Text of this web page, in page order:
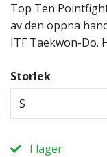
Top Ten
av den öppna
ITF Taekwon-Do.
Storlek
S
I lager